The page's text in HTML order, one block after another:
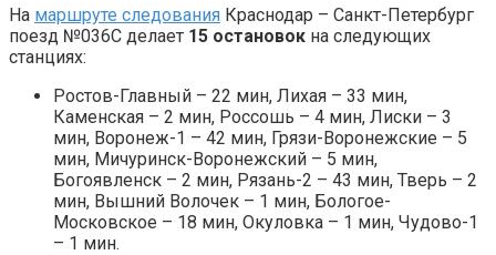
На маршруте следования Краснодар – Санкт-Петербург
поезд №036С делает 15 остановок на следующих
станциях:
Ростов-Главный – 22 мин, Лихая – 33 мин,
Каменская – 2 мин, Россошь – 4 мин, Лиски – 3
мин, Воронеж-1 – 42 мин, Грязи-Воронежские – 5
мин, Мичуринск-Воронежский – 5 мин,
Богоявленск – 2 мин, Рязань-2 – 43 мин, Тверь – 2
мин, Вышний Волочек – 1 мин, Бологое-
Московское – 18 мин, Окуловка – 1 мин, Чудово-1
– 1 мин.